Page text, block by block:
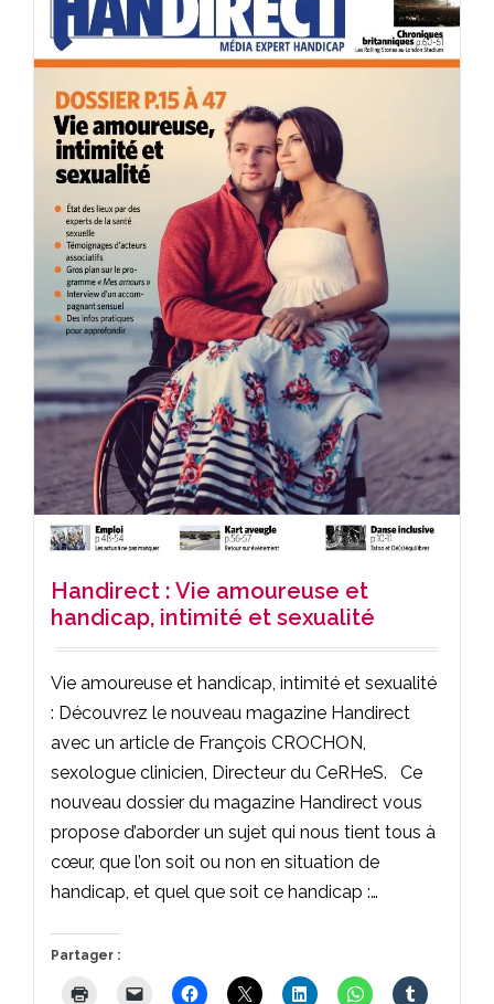
Handirect : Vie amoureuse et
handicap, intimité et sexualité
Vie amoureuse et handicap, intimité et sexualité
: Découvrez le nouveau magazine Handirect
avec un article de François CROCHON,
sexologue clinicien, Directeur du CeRHeS. Ce
nouveau dossier du magazine Handirect vous
propose d’aborder un sujet qui nous tient tous à
cœur, que l’on soit ou non en situation de
handicap, et quel que soit ce handicap :…
Partager :